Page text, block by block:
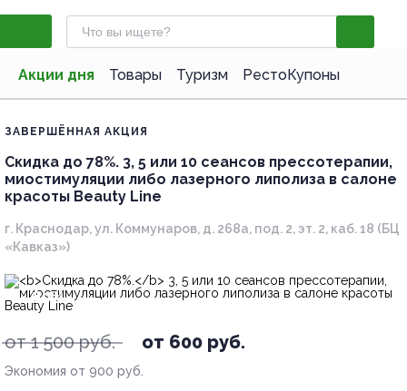
Акции дня Товары Туризм РестоКупоны
ЗАВЕРШЁННАЯ АКЦИЯ
Скидка до 78%. 3, 5 или 10 сеансов прессотерапии,
миостимуляции либо лазерного липолиза в салоне
красоты Beauty Line
г. Краснодар, ул. Коммунаров, д. 268а, под. 2, эт. 2, каб. 18 (БЦ
«Кавказ»)
- 60%
от 1 500 руб. от 600 руб.
Экономия от 900 руб.